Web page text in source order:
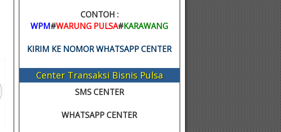
CONTOH :
WPM#WARUNG PULSA#KARAWANG
KIRIM KE NOMOR WHATSAPP CENTER
Center Transaksi Bisnis Pulsa
SMS CENTER
WHATSAPP CENTER